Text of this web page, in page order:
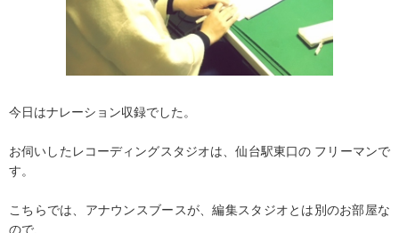
今日はナレーション収録でした。
お伺いしたレコーディングスタジオは、仙台駅東口の フリーマンで
す。
こちらでは、アナウンスブースが、編集スタジオとは別のお部屋な
ので、